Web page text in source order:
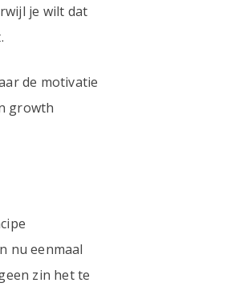
je wilt dat
de motivatie
growth
nu eenmaal
zin het te